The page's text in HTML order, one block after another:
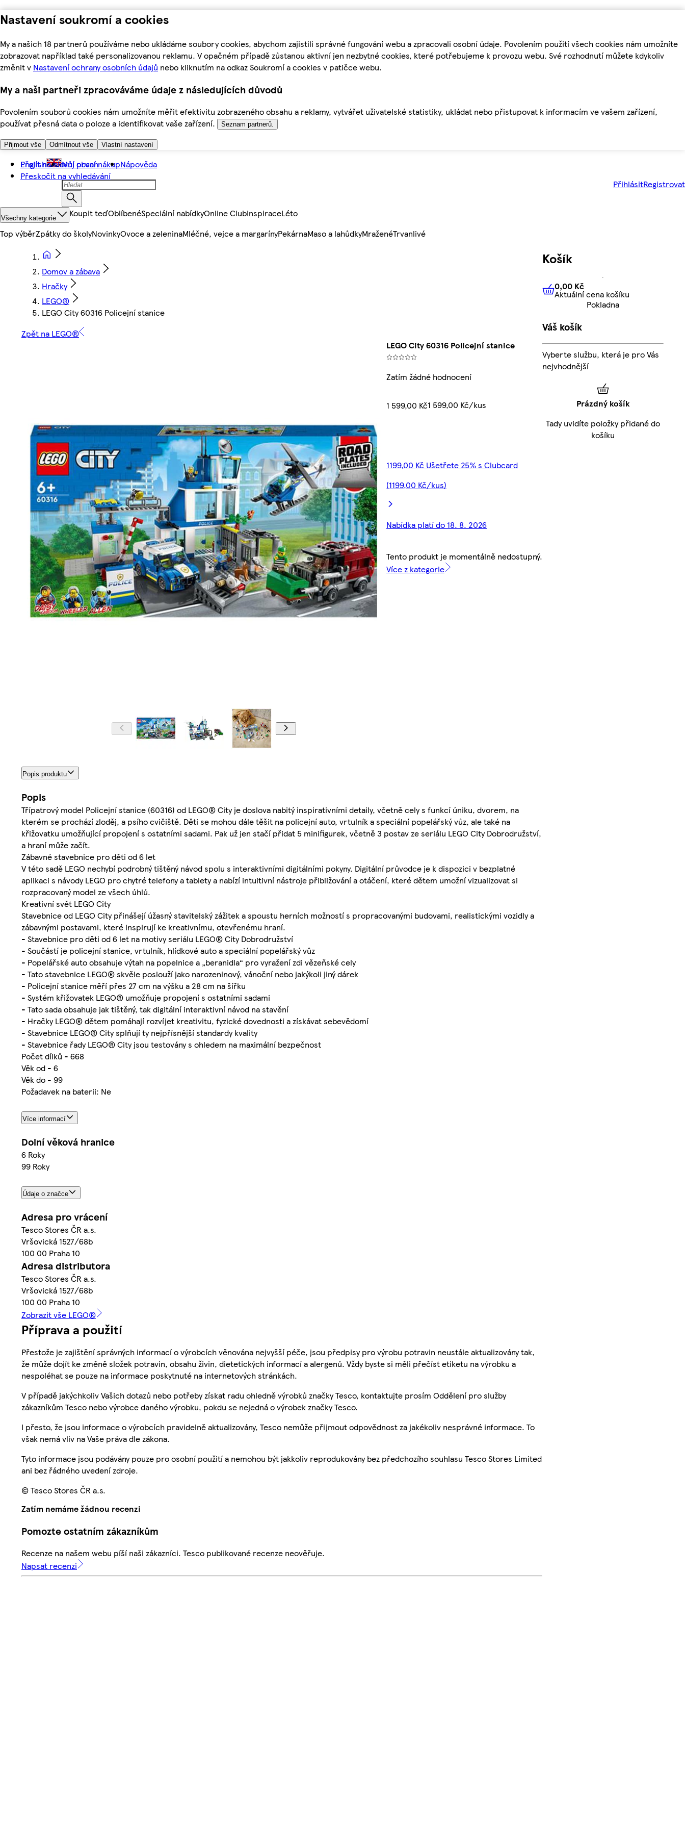
Nastavení soukromí a cookies
My a našich 18 partnerů používáme nebo ukládáme soubory cookies, abychom zajistili správné fungování webu a zpracovali osobní údaje. Povolením použití všech cookies nám umožníte
zobrazovat například také personalizovanou reklamu. V opačném případě zůstanou aktivní jen nezbytné cookies, které potřebujeme k provozu webu. Své rozhodnutí můžete kdykoliv
změnit v Nastavení ochrany osobních údajů nebo kliknutím na odkaz Soukromí a cookies v patičce webu.
My a naši partneři zpracováváme údaje z následujících důvodů
Povolením souborů cookies nám umožníte měřit efektivitu zobrazeného obsahu a reklamy, vytvářet uživatelské statistiky, ukládat nebo přistupovat k informacím ve vašem zařízení,
používat přesná data o poloze a identifikovat vaše zařízení.
Seznam partnerů.
Přijmout vše Odmítnout vše Vlastní nastavení
Přejít na hlavní obsah
Přeskočit na vyhledávání
English Můj první nákupNápověda
PřihlásitRegistrovat
Všechny kategorie Koupit teďOblíbenéSpeciální nabídkyOnline ClubInspiraceLéto
Top výběrZpátky do školyNovinkyOvoce a zeleninaMléčné, vejce a margarínyPekárnaMaso a lahůdkyMraženéTrvanlivé
Domov a zábava
Hračky
LEGO®
LEGO City 60316 Policejní stanice
Zpět na LEGO®
LEGO City 60316 Policejní stanice
Zatím žádné hodnocení
1 599,00 Kč1 599,00 Kč/kus
1199,00 Kč Ušetřete 25% s Clubcard
(1199,00 Kč/kus)
Nabídka platí do 18. 8. 2026
Tento produkt je momentálně nedostupný.
Více z kategorie
Popis produktu
Popis
Třípatrový model Policejní stanice (60316) od LEGO® City je doslova nabitý inspirativními detaily, včetně cely s funkcí úniku, dvorem, na
kterém se prochází zloděj, a psího cvičiště. Děti se mohou dále těšit na policejní auto, vrtulník a speciální popelářský vůz, ale také na
křižovatku umožňující propojení s ostatními sadami. Pak už jen stačí přidat 5 minifigurek, včetně 3 postav ze seriálu LEGO City Dobrodružství,
a hraní může začít.
Zábavné stavebnice pro děti od 6 let
V této sadě LEGO nechybí podrobný tištěný návod spolu s interaktivními digitálními pokyny. Digitální průvodce je k dispozici v bezplatné
aplikaci s návody LEGO pro chytré telefony a tablety a nabízí intuitivní nástroje přibližování a otáčení, které dětem umožní vizualizovat si
rozpracovaný model ze všech úhlů.
Kreativní svět LEGO City
Stavebnice od LEGO City přinášejí úžasný stavitelský zážitek a spoustu herních možností s propracovanými budovami, realistickými vozidly a
zábavnými postavami, které inspirují ke kreativnímu, otevřenému hraní.
- Stavebnice pro děti od 6 let na motivy seriálu LEGO® City Dobrodružství
- Součástí je policejní stanice, vrtulník, hlídkové auto a speciální popelářský vůz
- Popelářské auto obsahuje výtah na popelnice a „beranidla“ pro vyražení zdi vězeňské cely
- Tato stavebnice LEGO® skvěle poslouží jako narozeninový, vánoční nebo jakýkoli jiný dárek
- Policejní stanice měří přes 27 cm na výšku a 28 cm na šířku
- Systém křižovatek LEGO® umožňuje propojení s ostatními sadami
- Tato sada obsahuje jak tištěný, tak digitální interaktivní návod na stavění
- Hračky LEGO® dětem pomáhají rozvíjet kreativitu, fyzické dovednosti a získávat sebevědomí
- Stavebnice LEGO® City splňují ty nejpřísnější standardy kvality
- Stavebnice řady LEGO® City jsou testovány s ohledem na maximální bezpečnost
Počet dílků - 668
Věk od - 6
Věk do - 99
Požadavek na baterii: Ne
Více informací
Dolní věková hranice
6 Roky
99 Roky
Údaje o značce
Adresa pro vrácení
Tesco Stores ČR a.s.
Vršovická 1527/68b
100 00 Praha 10
Adresa distributora
Tesco Stores ČR a.s.
Vršovická 1527/68b
100 00 Praha 10
Zobrazit vše LEGO®
Příprava a použití
Přestože je zajištění správných informací o výrobcích věnována nejvyšší péče, jsou předpisy pro výrobu potravin neustále aktualizovány tak,
že může dojít ke změně složek potravin, obsahu živin, dietetických informací a alergenů. Vždy byste si měli přečíst etiketu na výrobku a
nespoléhat se pouze na informace poskytnuté na internetových stránkách.
V případě jakýchkoliv Vašich dotazů nebo potřeby získat radu ohledně výrobků značky Tesco, kontaktujte prosím Oddělení pro služby
zákazníkům Tesco nebo výrobce daného výrobku, pokdu se nejedná o výrobek značky Tesco.
I přesto, že jsou informace o výrobcích pravidelně aktualizovány, Tesco nemůže přijmout odpovědnost za jakékoliv nesprávné informace. To
však nemá vliv na Vaše práva dle zákona.
Tyto informace jsou podávány pouze pro osobní použití a nemohou být jakkoliv reprodukovány bez předchozího souhlasu Tesco Stores Limited
ani bez řádného uvedení zdroje.
© Tesco Stores ČR a.s.
Zatím nemáme žádnou recenzi
Pomozte ostatním zákazníkům
Recenze na našem webu píší naši zákazníci. Tesco publikované recenze neověřuje.
Napsat recenzi
Košík
0,00 KčAktuální cena košíku
0,00 Kč
Aktuální cena košíku
Pokladna
Váš košík
Vyberte službu, která je pro Vás
nejvhodnější
Prázdný košík
Tady uvidíte položky přidané do
košíku